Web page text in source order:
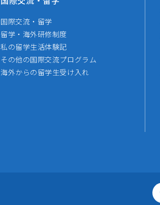
国際交流・留学
留学・海外研修制度
私の留学生活体験記
その他の国際交流プログラム
海外からの留学生受け入れ